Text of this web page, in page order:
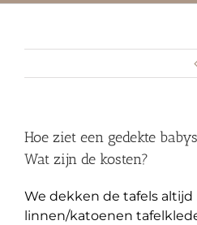
Hoe ziet een gedekte
Wat zijn de kosten?
We dekken de tafels
linnen/katoenen